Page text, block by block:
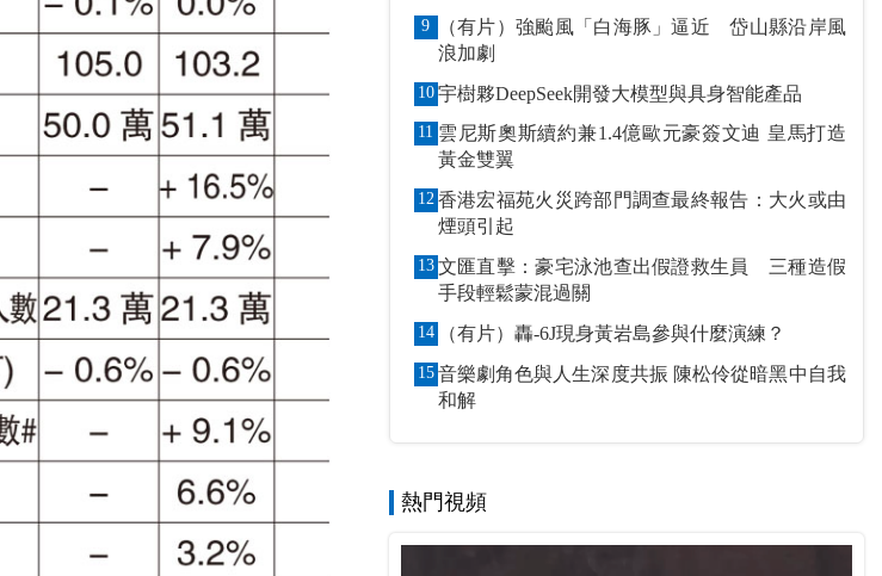
9
（有片）強颱風「白海豚」逼近 岱山縣沿岸風
浪加劇
10 宇樹夥DeepSeek開發大模型與具身智能產品
11 雲尼斯奧斯續約兼1.4億歐元豪簽文迪 皇馬打造
黃金雙翼
12 香港宏福苑火災跨部門調查最終報告：大火或由
煙頭引起
13 文匯直擊：豪宅泳池查出假證救生員 三種造假
手段輕鬆蒙混過關
14 （有片）轟-6J現身黃岩島參與什麼演練？
15 音樂劇角色與人生深度共振 陳松伶從暗黑中自我
和解
熱門視頻